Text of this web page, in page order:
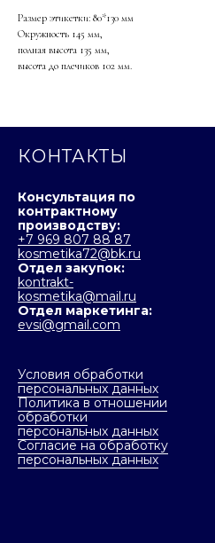
Размер этикетки: 80*130 мм
Окружность 145 мм,
полная высота 135 мм,
высота до плечиков 102 мм.
КОНТАКТЫ
Консультация по
контрактному
производству:
+7 969 807 88 87
kosmetika72@bk.ru
Отдел закупок:
kontrakt-
kosmetika@mail.ru
Отдел маркетинга:
evsi@gmail.com
Условия обработки
персональных данных
Политика в отношении
обработки
персональных данных
Согласие на обработку
персональных данных